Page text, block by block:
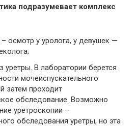
подразумевает комплекс
осмотр у уролога, у девушек —
уретры. В лаборатории берется
мочеиспускательного
затем проходит
обследование. Возможно
уретроскопии –
обследования уретры, но эта